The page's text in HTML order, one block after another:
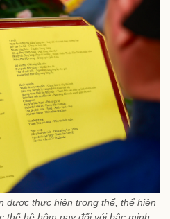
được thực hiện trọng thể, thể hiện